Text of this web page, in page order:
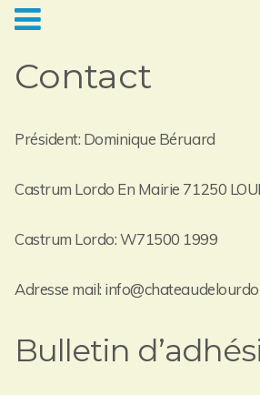
Contact
Président: Dominique Béruard
Castrum Lordo En Mairie 71250
Castrum Lordo: W71500 1999
Adresse mail:
Bulletin